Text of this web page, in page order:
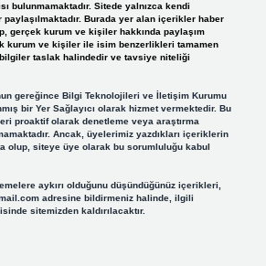
bulunmamaktadır. Sitede yalnızca kendi
paylaşılmaktadır. Burada yer alan içerikler haber
gerçek kurum ve kişiler hakkında paylaşım
kurum ve kişiler ile isim benzerlikleri tamamen
taslak halindedir ve tavsiye niteliği
gereğince Bilgi Teknolojileri ve İletişim Kurumu
bir Yer Sağlayıcı olarak hizmet vermektedir. Bu
proaktif olarak denetleme veya araştırma
Ancak, üyelerimiz yazdıkları içeriklerin
olup, siteye üye olarak bu sorumluluğu kabul
aykırı olduğunu düşündüğünüz içerikleri,
adresine bildirmeniz halinde, ilgili
sitemizden kaldırılacaktır.